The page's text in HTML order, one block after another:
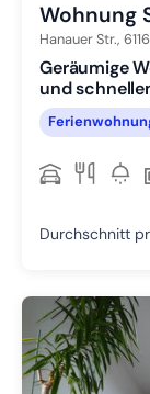
Wohnung
Hanauer Str.,
Geräumige
und
Durchschnitt